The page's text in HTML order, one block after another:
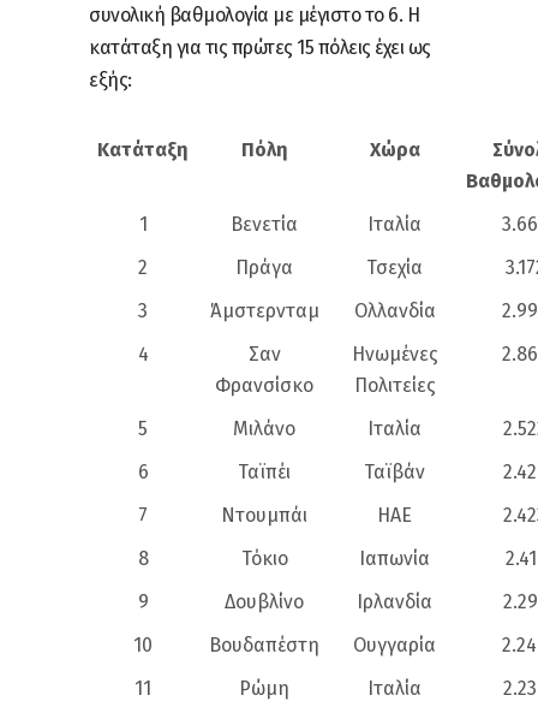
συνολική βαθμολογία με μέγιστο το 6. Η
κατάταξη για τις πρώτες 15 πόλεις έχει ως
εξής:
Κατάταξη Πόλη Χώρα
1
Βενετία Ιταλία
2
Πράγα Τσεχία
3
Άμστερνταμ Ολλανδία
4
Σαν
Φρανσίσκο
Ηνωμένες
Πολιτείες
5 Μιλάνο Ιταλία
6
Ταϊπέι Ταϊβάν
7
Ντουμπάι ΗΑΕ
8
Τόκιο Ιαπωνία
9
Δουβλίνο Ιρλανδία
10
Βουδαπέστη Ουγγαρία
11
Ρώμη Ιταλία